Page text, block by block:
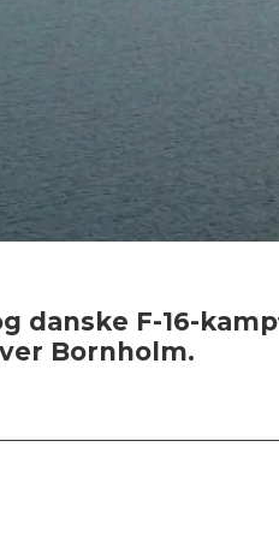
danske F-16-
Bornholm.